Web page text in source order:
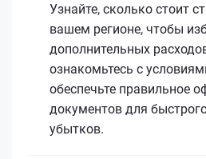
Узнайте, сколько стоит
вашем регионе, чтобы
дополнительных
ознакомьтесь с
обеспечьте правильное
документов для
убытков.